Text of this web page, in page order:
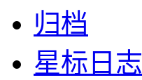
归档
星标日志